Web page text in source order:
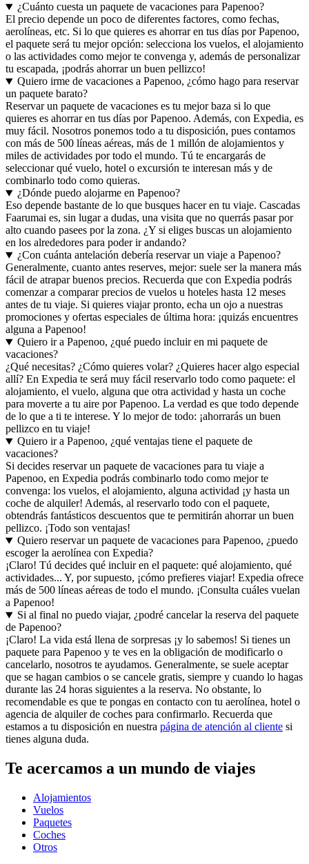
¿Cuánto cuesta un paquete de vacaciones para Papenoo?
El precio depende un poco de diferentes factores, como fechas,
aerolíneas, etc. Si lo que quieres es ahorrar en tus días por Papenoo,
el paquete será tu mejor opción: selecciona los vuelos, el alojamiento
o las actividades como mejor te convenga y, además de personalizar
tu escapada, ¡podrás ahorrar un buen pellizco!
Quiero irme de vacaciones a Papenoo, ¿cómo hago para reservar
un paquete barato?
Reservar un paquete de vacaciones es tu mejor baza si lo que
quieres es ahorrar en tus días por Papenoo. Además, con Expedia, es
muy fácil. Nosotros ponemos todo a tu disposición, pues contamos
con más de 500 líneas aéreas, más de 1 millón de alojamientos y
miles de actividades por todo el mundo. Tú te encargarás de
seleccionar qué vuelo, hotel o excursión te interesan más y de
combinarlo todo como quieras.
¿Dónde puedo alojarme en Papenoo?
Eso depende bastante de lo que busques hacer en tu viaje. Cascadas
Faarumai es, sin lugar a dudas, una visita que no querrás pasar por
alto cuando pasees por la zona. ¿Y si eliges buscas un alojamiento
en los alrededores para poder ir andando?
¿Con cuánta antelación debería reservar un viaje a Papenoo?
Generalmente, cuanto antes reserves, mejor: suele ser la manera más
fácil de atrapar buenos precios. Recuerda que con Expedia podrás
comenzar a comparar precios de vuelos u hoteles hasta 12 meses
antes de tu viaje. Si quieres viajar pronto, echa un ojo a nuestras
promociones y ofertas especiales de última hora: ¡quizás encuentres
alguna a Papenoo!
Quiero ir a Papenoo, ¿qué puedo incluir en mi paquete de
vacaciones?
¿Qué necesitas? ¿Cómo quieres volar? ¿Quieres hacer algo especial
allí? En Expedia te será muy fácil reservarlo todo como paquete: el
alojamiento, el vuelo, alguna que otra actividad y hasta un coche
para moverte a tu aire por Papenoo. La verdad es que todo depende
de lo que a ti te interese. Y lo mejor de todo: ¡ahorrarás un buen
pellizco en tu viaje!
Quiero ir a Papenoo, ¿qué ventajas tiene el paquete de
vacaciones?
Si decides reservar un paquete de vacaciones para tu viaje a
Papenoo, en Expedia podrás combinarlo todo como mejor te
convenga: los vuelos, el alojamiento, alguna actividad ¡y hasta un
coche de alquiler! Además, al reservarlo todo con el paquete,
obtendrás fantásticos descuentos que te permitirán ahorrar un buen
pellizco. ¡Todo son ventajas!
Quiero reservar un paquete de vacaciones para Papenoo, ¿puedo
escoger la aerolínea con Expedia?
¡Claro! Tú decides qué incluir en el paquete: qué alojamiento, qué
actividades... Y, por supuesto, ¡cómo prefieres viajar! Expedia ofrece
más de 500 líneas aéreas de todo el mundo. ¡Consulta cuáles vuelan
a Papenoo!
Si al final no puedo viajar, ¿podré cancelar la reserva del paquete
de Papenoo?
¡Claro! La vida está llena de sorpresas ¡y lo sabemos! Si tienes un
paquete para Papenoo y te ves en la obligación de modificarlo o
cancelarlo, nosotros te ayudamos. Generalmente, se suele aceptar
que se hagan cambios o se cancele gratis, siempre y cuando lo hagas
durante las 24 horas siguientes a la reserva. No obstante, lo
recomendable es que te pongas en contacto con tu aerolínea, hotel o
agencia de alquiler de coches para confirmarlo. Recuerda que
estamos a tu disposición en nuestra página de atención al cliente si
tienes alguna duda.
Te acercamos a un mundo de viajes
Alojamientos
Vuelos
Paquetes
Coches
Otros